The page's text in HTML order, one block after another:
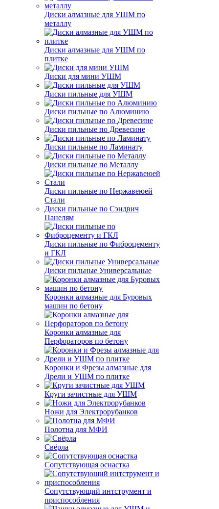
Диски алмазные для УШМ по
металлу
Диски алмазные для УШМ по
плитке
Диски для мини УШМ
Диски пильные для УШМ
Диски пильные по Алюминию
Диски пильные по Древесине
Диски пильные по Ламинату
Диски пильные по Металлу
Диски пильные по Нержавеюей
Стали
Диски пильные по Сэндвич
Панелям
Диски пильные по Фиброцементу
и ГКЛ
Диски пильные Универсальные
Коронки алмазные для Буровых
машин по бетону
Коронки алмазные для
Перфораторов по бетону
Коронки и Фрезы алмазные для
Дрели и УШМ по плитке
Круги зачистные для УШМ
Ножи для Электрорубанков
Полотна для МФИ
Свёрла
Сопутствующая оснастка
Сопутствующий интструмент и
приспособления